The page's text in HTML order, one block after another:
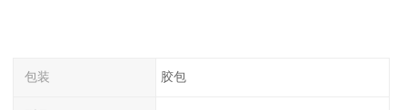
包装 胶包